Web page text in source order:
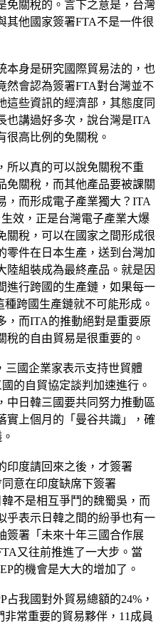
免關稅的。言下之意是，台灣
其他國家簽署FTA不是一件很
本身是研究國際貿易法的，也
然會認為簽署FTA對台灣並不
這些資訊的經濟部，其態度同
也講過好多次，說台灣是ITA
很高比例的免關稅。
所以真的可以說免關稅不重
免關稅，而其他產品要被課關
，而形成電子產業獨大？ITA
效，正是台灣電子產業大爆
關稅，可以在國家之間形成很
零件在日本生產，送到台灣加
陸組裝成為最終產品。就是因
進行跨國的生產鏈，如果每一
跨國生產鏈就不可能形成。
，而ITA的推動絕對是重要原
稅的自由貿易是很重要的。
三國企業家表示支持世貿體
的自貿協定談判加速進行。
中日韓三國要共同努力推動區
實上個月的「曼谷共識」，確
印度請回來之後，才簽署
意在印度缺席下簽署
不是相互爭鬥的魏蜀吳，而
乎表示日韓之間的紛爭也有一
簽署「未來十年三國合作展
又往前推進了一大步。當
的機會是大大的增加了。
占我國對外貿易總額的24%，
常重要的貿易夥伴，11成員